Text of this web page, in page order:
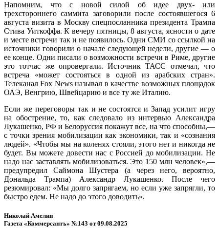
Напомним, что с новой силой об идее двух- или
трехстороннего саммита заговорили после состоявшегося 6
августа визита в Москву спецпосланника президента Трампа
Стива Уиткоффа. К вечеру пятницы, 8 августа, ясности о дате
и месте встречи так и не появилось. Одни СМИ со ссылкой на
источники говорили о начале следующей недели, другие — о
ее конце. Одни писали о возможности встречи в Риме, другие
это тотчас же опровергали. Источник ТАСС отмечал, что
встреча «может состояться в одной из арабских стран».
Телеканал Fox News называл в качестве возможных площадок
ОАЭ, Венгрию, Швейцарию и все ту же Италию.
Если же переговоры так и не состоятся и Запад усилит игру
на обострение, то, как следовало из интервью Александра
Лукашенко, РФ и Белоруссия покажут все, на что способны,—
с точки зрения мобилизации как экономики, так и «сознания
людей». «Чтобы мы на коленях стояли, этого нет и никогда не
будет. Вы можете довести нас с Россией до мобилизации. Не
надо нас заставлять мобилизоваться. Это 150 млн человек»,—
предупредил Саймона Шустера (а через него, вероятно,
Дональда Трампа) Александр Лукашенко. После чего
резюмировал: «Мы долго запрягаем, но если уже запрягли, то
быстро едем. Не надо до этого доводить».
Николай Амелин
Газета «Коммерсантъ» №143 от 09.08.2025